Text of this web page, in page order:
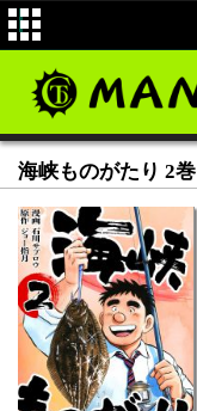
海峡ものがたり 2巻